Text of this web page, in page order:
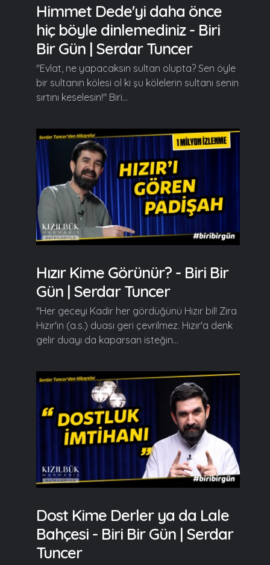
Himmet Dede'yi daha önce
hiç böyle dinlemediniz - Biri
Bir Gün | Serdar Tuncer
"Evlat, ne yapacaksın sultan olupta? Sen öyle
bir sultanın kölesi ol ki şu kölelerin sultanı senin
sırtını keselesin!" Biri...
Hızır Kime Görünür? - Biri Bir
Gün | Serdar Tuncer
"Her geceyi Kadir her gördüğünü Hızır bil! Zira
Hızır'ın (a.s.) duası geri çevrilmez. Hızır'a denk
gelir duayı da kaparsan isteğin...
Dost Kime Derler ya da Lale
Bahçesi - Biri Bir Gün | Serdar
Tuncer